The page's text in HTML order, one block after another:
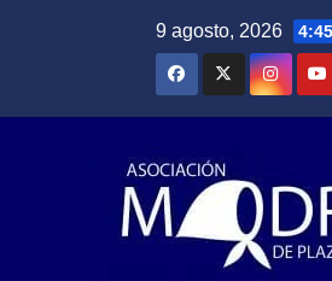
9 agosto, 2026